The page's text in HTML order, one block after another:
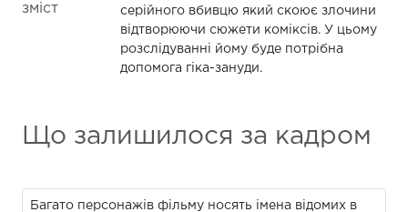
зміст
серійного вбивцю який скоює злочини
відтворюючи сюжети коміксів. У цьому
розслідуванні йому буде потрібна
допомога гіка-зануди.
Що залишилося за кадром
Багато персонажів фільму носять імена відомих в